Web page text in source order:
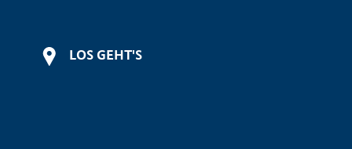
LOS GEHT'S